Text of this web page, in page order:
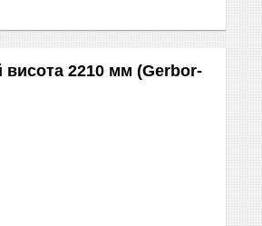
висота 2210 мм (Gerbor-